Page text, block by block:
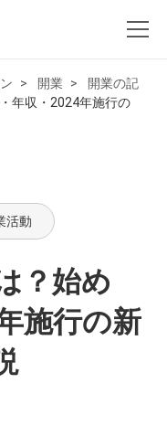
開業
開業の記
年収・2024年施行の
活動
？始め
施行の新